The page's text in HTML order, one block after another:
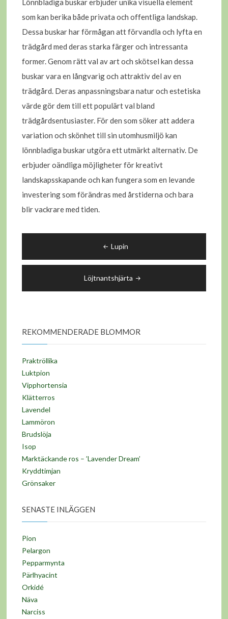
Lönnbladiga buskar erbjuder unika visuella element
som kan berika både privata och offentliga landskap.
Dessa buskar har förmågan att förvandla och lyfta en
trädgård med deras starka färger och intressanta
former. Genom rätt val av art och skötsel kan dessa
buskar vara en långvarig och attraktiv del av en
trädgård. Deras anpassningsbara natur och estetiska
värde gör dem till ett populärt val bland
trädgårdsentusiaster. För den som söker att addera
variation och skönhet till sin utomhusmiljö kan
lönnbladiga buskar utgöra ett utmärkt alternativ. De
erbjuder oändliga möjligheter för kreativt
landskapsskapande och kan fungera som en levande
investering som förändras med årstiderna och bara
blir vackrare med tiden.
Lupin
Löjtnantshjärta
REKOMMENDERADE BLOMMOR
Praktröllika
Luktpion
Vipphortensia
Klätterros
Lavendel
Lammöron
Brudslöja
Isop
Marktäckande ros – ’Lavender Dream’
Kryddtimjan
Grönsaker
SENASTE INLÄGGEN
Pion
Pelargon
Pepparmynta
Pärlhyacint
Orkidé
Näva
Narciss